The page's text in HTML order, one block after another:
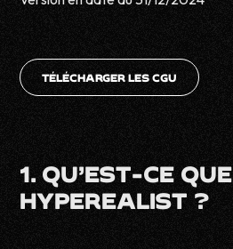
TÉLÉCHARGER LES CGU
1. QU’EST-CE QUE
HYPEREALIST ?